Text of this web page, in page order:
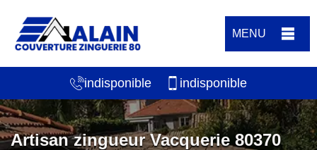
MENU
indisponible indisponible
Artisan zingueur Vacquerie 80370